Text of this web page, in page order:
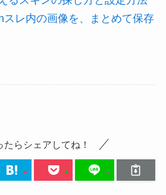
スレ内の画像を、まとめて保存
たらシェアしてね！